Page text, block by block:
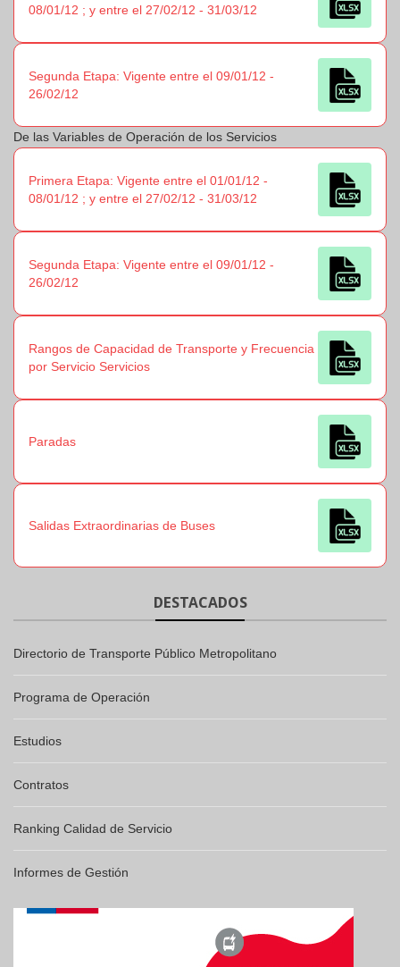
08/01/12 ; y entre el 27/02/12 - 31/03/12
Segunda Etapa: Vigente entre el 09/01/12 -
26/02/12
De las Variables de Operación de los Servicios
Primera Etapa: Vigente entre el 01/01/12 -
08/01/12 ; y entre el 27/02/12 - 31/03/12
Segunda Etapa: Vigente entre el 09/01/12 -
26/02/12
Rangos de Capacidad de Transporte y Frecuencia
por Servicio Servicios
Paradas
Salidas Extraordinarias de Buses
DESTACADOS
Directorio de Transporte Público Metropolitano
Programa de Operación
Estudios
Contratos
Ranking Calidad de Servicio
Informes de Gestión